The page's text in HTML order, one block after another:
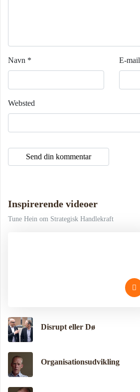
Navn * E-mail
Websted
Inspirerende videoer
Tune Hein om Strategisk Handlekraft
Disrupt eller Dø
Organisationsudvikling